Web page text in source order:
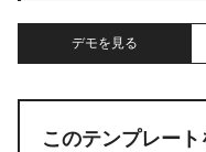
デモを見る
このテンプレー